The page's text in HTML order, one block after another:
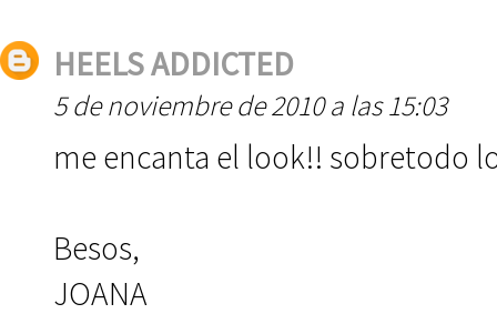
HEELS ADDICTED
5 de noviembre de 2010 a las 15:03
me encanta el look!! sobretodo
Besos,
JOANA